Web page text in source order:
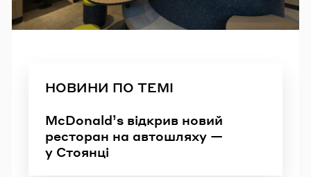
НОВИНИ ПО ТЕМІ
McDonald’s відкрив новий
ресторан на автошляху —
у Стоянці